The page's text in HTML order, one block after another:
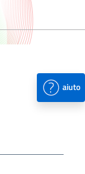
aiuto